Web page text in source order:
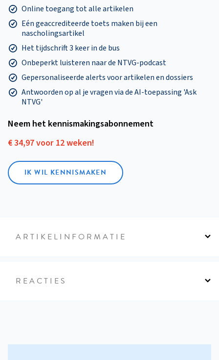
Online toegang tot alle artikelen
Eén geaccrediteerde toets maken bij een
nascholingsartikel
Het tijdschrift 3 keer in de bus
Onbeperkt luisteren naar de NTVG-podcast
Gepersonaliseerde alerts voor artikelen en dossiers
Antwoorden op al je vragen via de AI-toepassing 'Ask
NTVG'
Neem het kennismakings­abonnement
€ 34,97 voor 12 weken!
IK WIL KENNISMAKEN
ARTIKELINFORMATIE
REACTIES